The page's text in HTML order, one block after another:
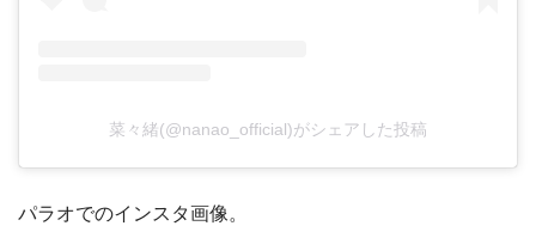
菜々緒(@nanao_official)がシェアした投稿
パラオでのインスタ画像。